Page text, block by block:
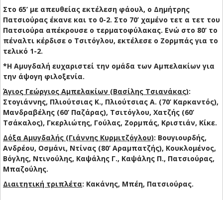
Στο 65’ με απευθείας εκτέλεση φάουλ, ο Δημήτρης
Πατσιούρας έκανε και το 0-2. Στο 70’ χαμένο τετ α τετ του
Πατσιούρα απέκρουσε ο τερματοφύλακας. Ενώ στο 80’ το
πέναλτι κέρδισε ο Τσιτόγλου, εκτέλεσε ο Ζορμπάς για το
τελικό 1-2.
*Η Αμυγδαλή ευχαριστεί την ομάδα των Αμπελακίων για
την άψογη φιλοξενία.
Άγιος Γεώργιος Αμπελακίων (Βασίλης Τσιανάκας):
Στογιάννης, Πλιούτσιας Κ., Πλιούτσιας Α. (70’ Καρκαντός),
Μανδραβέλης (60’ Παζάρας), Τσιτόγλου, Χατζής (60’
Τσάκαλος), Γκερλιώτης, Γούλας, Ζορμπάς, Κριστιάν, Κίκε.
Δόξα Αμυγδαλής (Γιάννης Κυρμιτζόγλου): Βουγιουρδής,
Ανδρέου, Οσμάνι, Ντίνας (80’ Αραμπατζής), Κουκλομένος,
Βόγλης, Ντινούλης, Καψάλης Γ., Καψάλης Π., Πατσιούρας,
Μπαζούλης.
Διαιτητική τριπλέτα: Κακάνης, Μπέη, Πατσιούρας.